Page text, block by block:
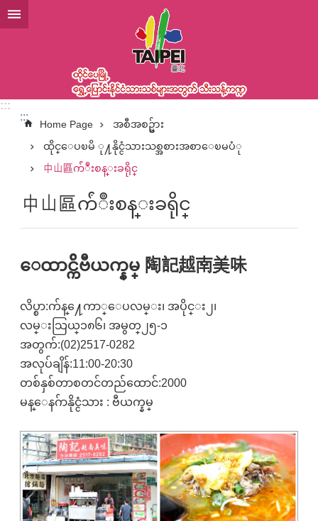
အဓိကအကြောင်းအရာပိတ်ပင်မှုကိုကျော်လိုက်ပါ
:::
:::
Home Page
အစီအစဥ္မ်ား
ထိုင္ေပၿမိ ု႔နိုင္ငံသားသစ္အစားအစာေၿမပံု
中山區က်ံဳးစန္းခရိုင္
中山區က်ံဳးစန္းခရိုင္
ေထာင္က်ိဗီယက္နမ္ 陶記越南美味
လိပ္စာ:က်န္႔ေကာ္ေပလမ္း၊ အပိုင္း၂၊
လမ္းသြယ္၁၈၆၊ အမွတ္၂၅-၁
အတွက်:(02)2517-0282
အလုပ်ချိန်:11:00-20:30
တစ်နှစ်တာစတင်တည်ထောင်:2000
မန္ေနဂ်ာနိုင္ငံသား : ဗီယက္နမ္